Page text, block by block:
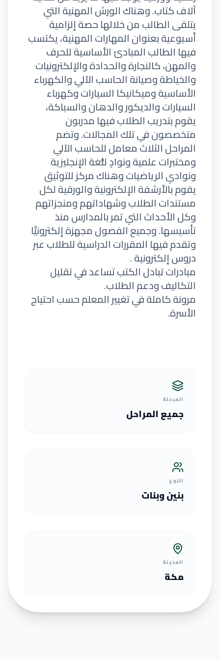
آلاف كتاب. وهناك الورش المهنية التي
يتلقى الطالب من خلالها حصة إلزامية
أسبوعية بعنوان المهارات المهنية، يكتسب
فيها الطالب المبادئ الأساسية للحرف
والمهن، كالنجارة والحدادة والإلكترونيات
والخياطة وصيانة الحاسب الآلي والكهرباء
الأساسية وميكانيكا السيارات وكهرباء
السيارات والديكور والدهان والسباكة،
يقوم بتدريب الطلاب فيها مدربون
متخصصون في تلك المجالات. وتضم
المراحل الثلاث معامل للحاسب الآلي
ومختبرات علمية ونوادٍ للُّغة الإنجليزية
ونوادي الرياضيات وهناك مركز للتوثيق
يقوم بالأرشفة الإلكترونية والورقية لكل
مستندات الطلاب وشهاداتهم ومنجزاتهم
وكل الأحداث التي تمر بالمدارس منذ
تأسيسها. وجميع الفصول مجهزة إلكترونيًّا
وتقدم فيها المقررات الدراسية للطلاب عبر
دروس إلكترونية .
مبادرات تبادل الكتب تساعد في تقليل
التكاليف ودعم الطلاب.
مرونة كاملة في تغيير المعلم حسب احتياج
الأسرة.
المرحلة
جميع المراحل
النوع
بنين وبنات
المدينة
مكة